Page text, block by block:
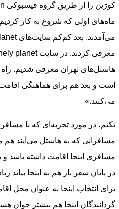
ماه‌های اولی که شروع به کار
هاستل‌های تهران معرفی شدیم. راه
است و بعد هم برای هماهنگی
می‌کنند.»
تکتم، در مورد تجربه‌ای که با
مسافرانی که به هاستل می‌آیند هم
مسافری اینجا اقامت داشته باشد و
در پایان سفر باز هم به اینجا بیاید
برای انتخاب اینجا به عنوان محل
گردانندگان اینجا هم بیشتر جوان